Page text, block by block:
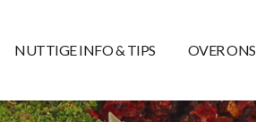
NUTTIGE INFO & TIPS OVER ONS